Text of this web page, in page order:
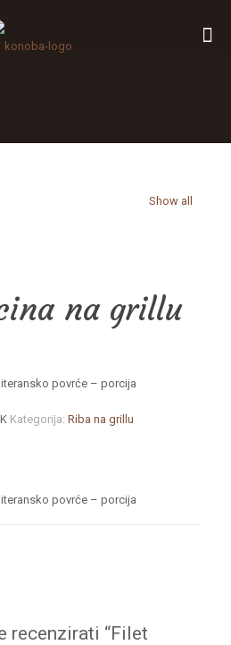
Show all
na grillu
povrće – porcija
Kategorija: Riba na grillu
povrće – porcija
recenzirati “Filet